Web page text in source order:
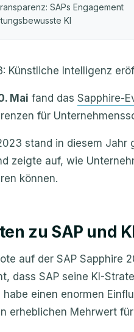
SAPs Engagement
KI
Künstliche Intelligenz
Mai fand das Sapphire-
für
stand in diesem Jahr
zeigte auf, wie
können.
zu SAP und
auf der SAP Sapphire
dass SAP seine KI-
habe einen enormen
erheblichen Mehrwert